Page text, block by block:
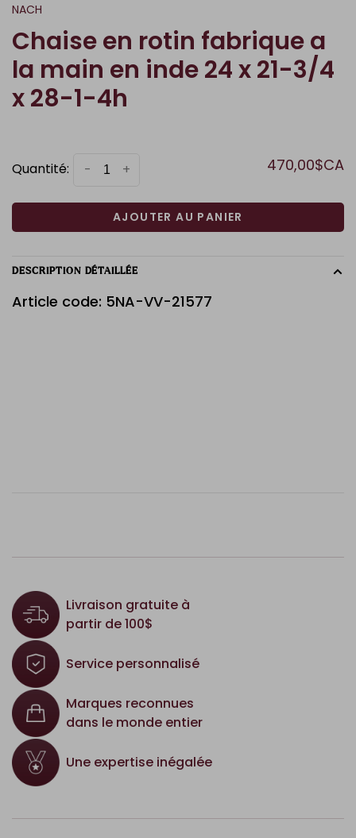
NACH
Chaise en rotin fabrique a
la main en inde 24 x 21-3/4
x 28-1-4h
Quantité: +
- 470,00$CA
AJOUTER AU PANIER
DESCRIPTION DÉTAILLÉE
Article code: 5NA-VV-21577
Livraison gratuite à
partir de 100$
Service personnalisé
Marques reconnues
dans le monde entier
Une expertise inégalée